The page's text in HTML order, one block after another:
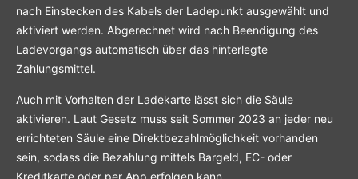
nach Einstecken des Kabels der Ladepunkt ausgewählt und
aktiviert werden. Abgerechnet wird nach Beendigung des
Ladevorgangs automatisch über das hinterlegte
Zahlungsmittel.
Auch mit Vorhalten der Ladekarte lässt sich die Säule
aktivieren. Laut Gesetz muss seit Sommer 2023 an jeder neu
errichteten Säule eine Direktbezahlmöglichkeit vorhanden
sein, sodass die Bezahlung mittels Bargeld, EC- oder
Kreditkarte oder per App erfolgen kann.